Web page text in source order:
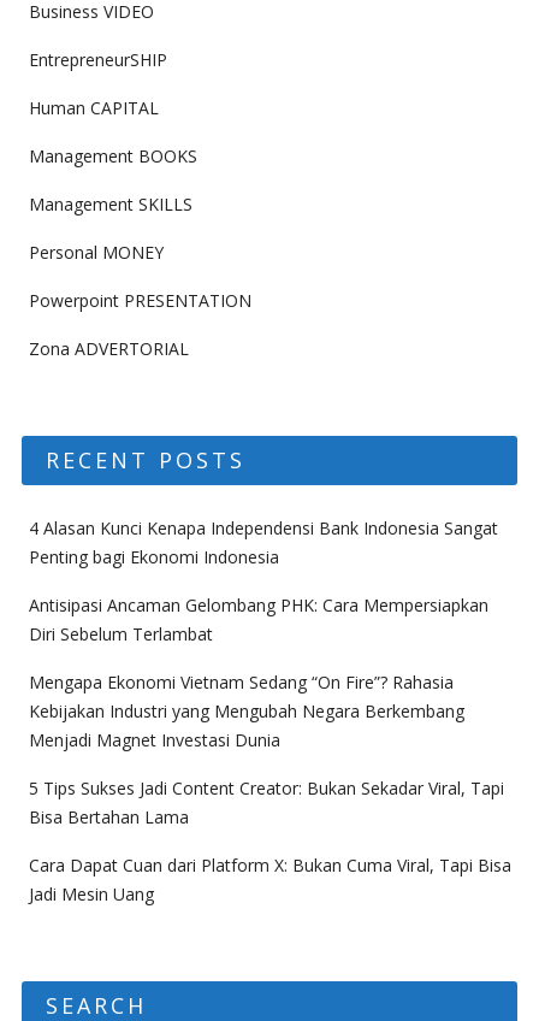
Business VIDEO
EntrepreneurSHIP
Human CAPITAL
Management BOOKS
Management SKILLS
Personal MONEY
Powerpoint PRESENTATION
Zona ADVERTORIAL
RECENT POSTS
4 Alasan Kunci Kenapa Independensi Bank Indonesia Sangat
Penting bagi Ekonomi Indonesia
Antisipasi Ancaman Gelombang PHK: Cara Mempersiapkan
Diri Sebelum Terlambat
Mengapa Ekonomi Vietnam Sedang “On Fire”? Rahasia
Kebijakan Industri yang Mengubah Negara Berkembang
Menjadi Magnet Investasi Dunia
5 Tips Sukses Jadi Content Creator: Bukan Sekadar Viral, Tapi
Bisa Bertahan Lama
Cara Dapat Cuan dari Platform X: Bukan Cuma Viral, Tapi Bisa
Jadi Mesin Uang
SEARCH